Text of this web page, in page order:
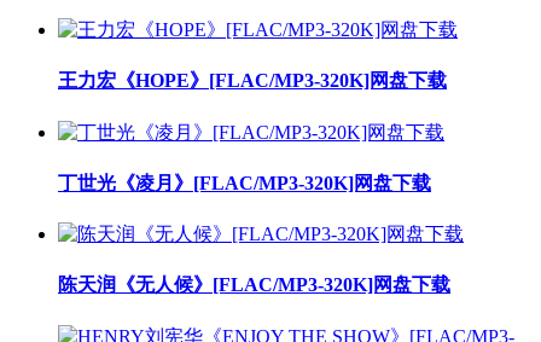
王力宏《HOPE》[FLAC/MP3-320K]网盘下载
丁世光《凌月》[FLAC/MP3-320K]网盘下载
陈天润《无人候》[FLAC/MP3-320K]网盘下载